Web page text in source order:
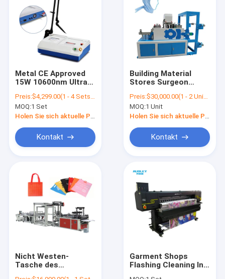
Produits
Über uns
Kontakt
Metal CE Approved
15W 10600nm Ultra-
Laser Desk-mounted
Soft Fabric Laser
Preis:$4,299.00(1 - 4 Sets) $4,166.00(>=5 Sets)
MOQ:1 Set
Holen Sie sich aktuelle Preis
Kontakt
Building Material
Stores Surgeon
Medical Disposable
Head Caps With Ties
Make Machine
Preis:$30,000.00(1 - 2 Units) $29,500.00(3 - 4 Units) $29,000.00(>=5 Units)
MOQ:1 Unit
Holen Sie sich aktuelle Preis
Kontakt
Nicht Westen-
Tasche des
Garment Shops
Flashing Cleaning Ink